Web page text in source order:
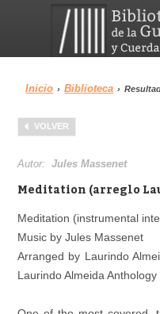
Menu
Biblioteca
Área personal
Inicio › Biblioteca ›
VOLVER
Autor:Jules Massenet
Meditation (arreglo
Meditation (instrumental
Music by Jules Massenet
Arranged by Laurindo
Laurindo Almeida